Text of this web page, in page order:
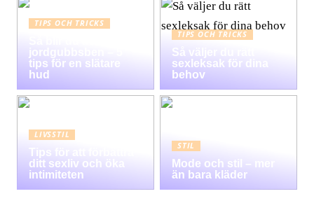
TIPS OCH TRICKS
jordgubbsben – 5
tips för en slätare
hud
TIPS OCH TRICKS
Så väljer du rätt
sexleksak för dina
behov
LIVSSTIL
Tips för att förbättra
ditt sexliv och öka
intimiteten
STIL
Mode och stil – mer
än bara kläder